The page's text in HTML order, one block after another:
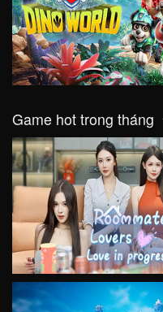
VIEW
Game hot trong tháng
VIEW